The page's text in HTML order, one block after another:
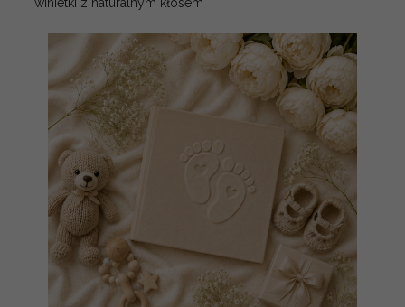
winietki z naturalnym kłosem